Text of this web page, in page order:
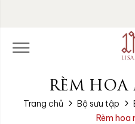
RÈM
Trang chủ Bộ sưu tập
Rèm hoa